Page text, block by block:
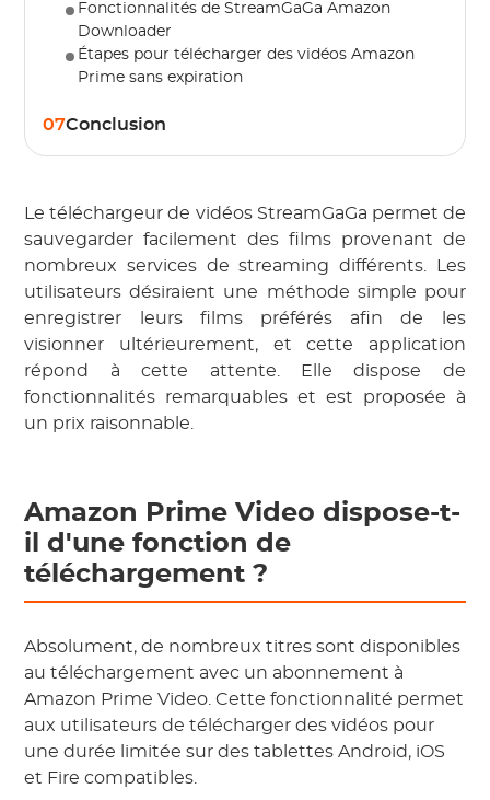
Fonctionnalités de StreamGaGa Amazon
Downloader
Étapes pour télécharger des vidéos Amazon
Prime sans expiration
07Conclusion
Le téléchargeur de vidéos StreamGaGa permet de
sauvegarder facilement des films provenant de
nombreux services de streaming différents. Les
utilisateurs désiraient une méthode simple pour
enregistrer leurs films préférés afin de les
visionner ultérieurement, et cette application
répond à cette attente. Elle dispose de
fonctionnalités remarquables et est proposée à
un prix raisonnable.
Amazon Prime Video dispose-t-
il d'une fonction de
téléchargement ?
Absolument, de nombreux titres sont disponibles
au téléchargement avec un abonnement à
Amazon Prime Video. Cette fonctionnalité permet
aux utilisateurs de télécharger des vidéos pour
une durée limitée sur des tablettes Android, iOS
et Fire compatibles.